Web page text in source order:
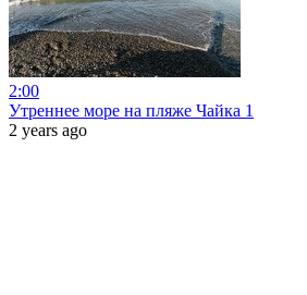
2:00
Утреннее море на пляже Чайка 1
2 years ago